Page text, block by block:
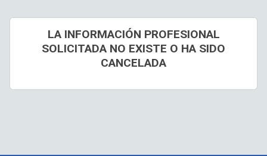
LA INFORMACIÓN PROFESIONAL
SOLICITADA NO EXISTE O HA SIDO
CANCELADA